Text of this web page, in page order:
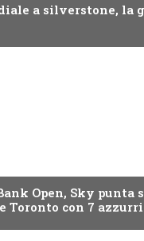
a silverstone, la
Open, Sky punta
Toronto con 7 azzurri